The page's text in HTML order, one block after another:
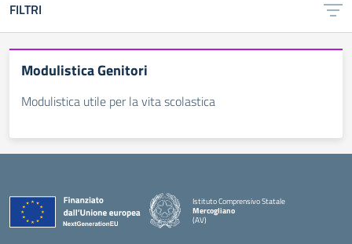
FILTRI
Modulistica Genitori
Modulistica utile per la vita scolastica
Istituto Comprensivo Statale
Mercogliano
(AV)